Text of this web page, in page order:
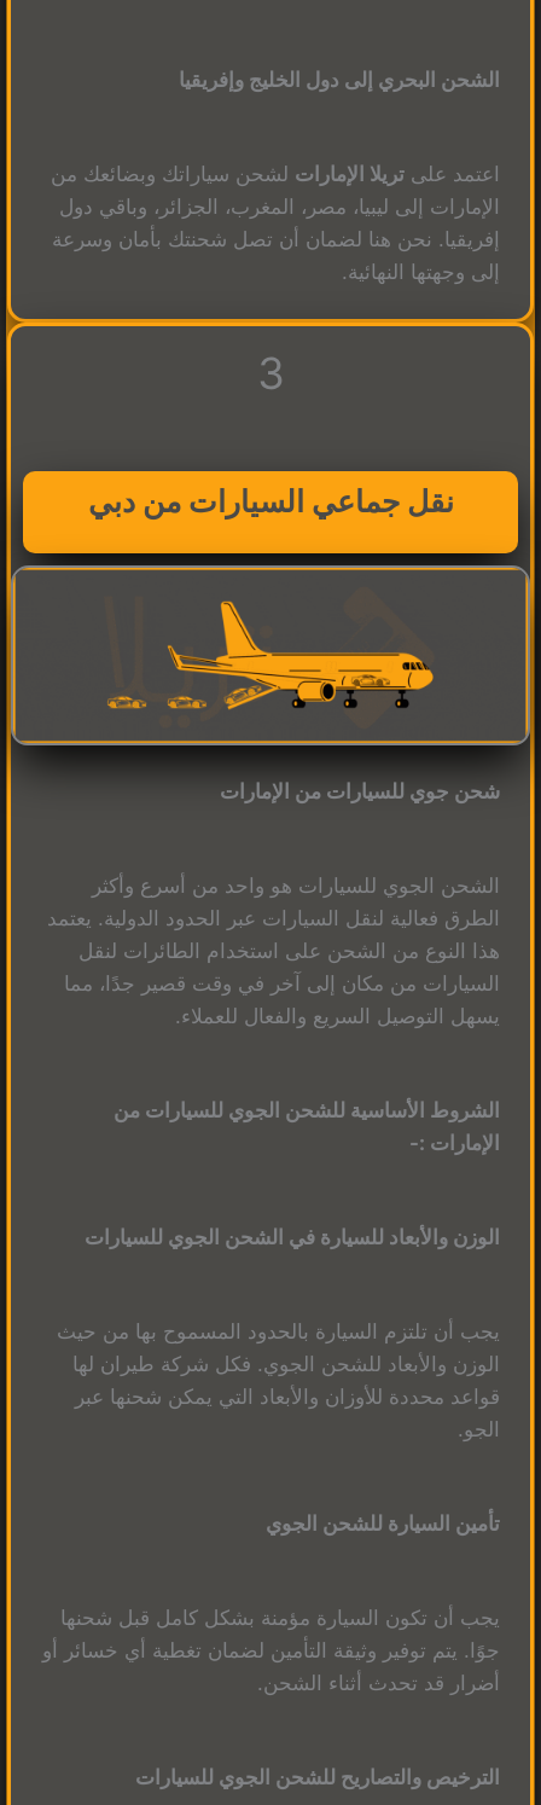
الشحن البحري إلى دول الخليج وإفريقيا
اعتمد علىتريلا الإمارات لشحن سياراتك وبضائعك من
الإمارات إلى ليبيا، مصر، المغرب، الجزائر، وباقي دول
إفريقيا. نحن هنا لضمان أن تصل شحنتك بأمان وسرعة
إلى وجهتها النهائية.
3
نقل جماعي السيارات من دبي
شحن جوي للسيارات من الإمارات
الشحن الجوي للسيارات هو واحد من أسرع وأكثر
الطرق فعالية لنقل السيارات عبر الحدود الدولية. يعتمد
هذا النوع من الشحن على استخدام الطائرات لنقل
السيارات من مكان إلى آخر في وقت قصير جدًا، مما
يسهل التوصيل السريع والفعال للعملاء.
الشروط الأساسية للشحن الجوي للسيارات من
الإمارات :-
الوزن والأبعاد للسيارة في الشحن الجوي للسيارات
يجب أن تلتزم السيارة بالحدود المسموح بها من حيث
الوزن والأبعاد للشحن الجوي. فكل شركة طيران لها
قواعد محددة للأوزان والأبعاد التي يمكن شحنها عبر
الجو.
تأمين السيارة للشحن الجوي
يجب أن تكون السيارة مؤمنة بشكل كامل قبل شحنها
جوًا. يتم توفير وثيقة التأمين لضمان تغطية أي خسائر أو
أضرار قد تحدث أثناء الشحن.
الترخيص والتصاريح للشحن الجوي للسيارات